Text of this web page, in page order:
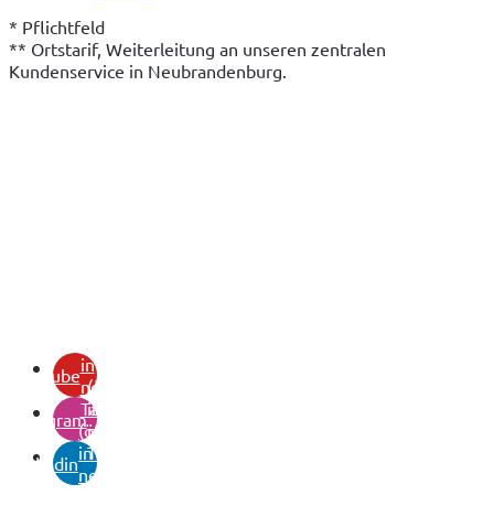
* Pflichtfeld
** Ortstarif, Weiterleitung an unseren zentralen
Kundenservice in Neubrandenburg.
youtubein
neuem
Tab)
instagram
(öffnet
in
neuem
Tab)
linkedin
(öffnet
in
neuem